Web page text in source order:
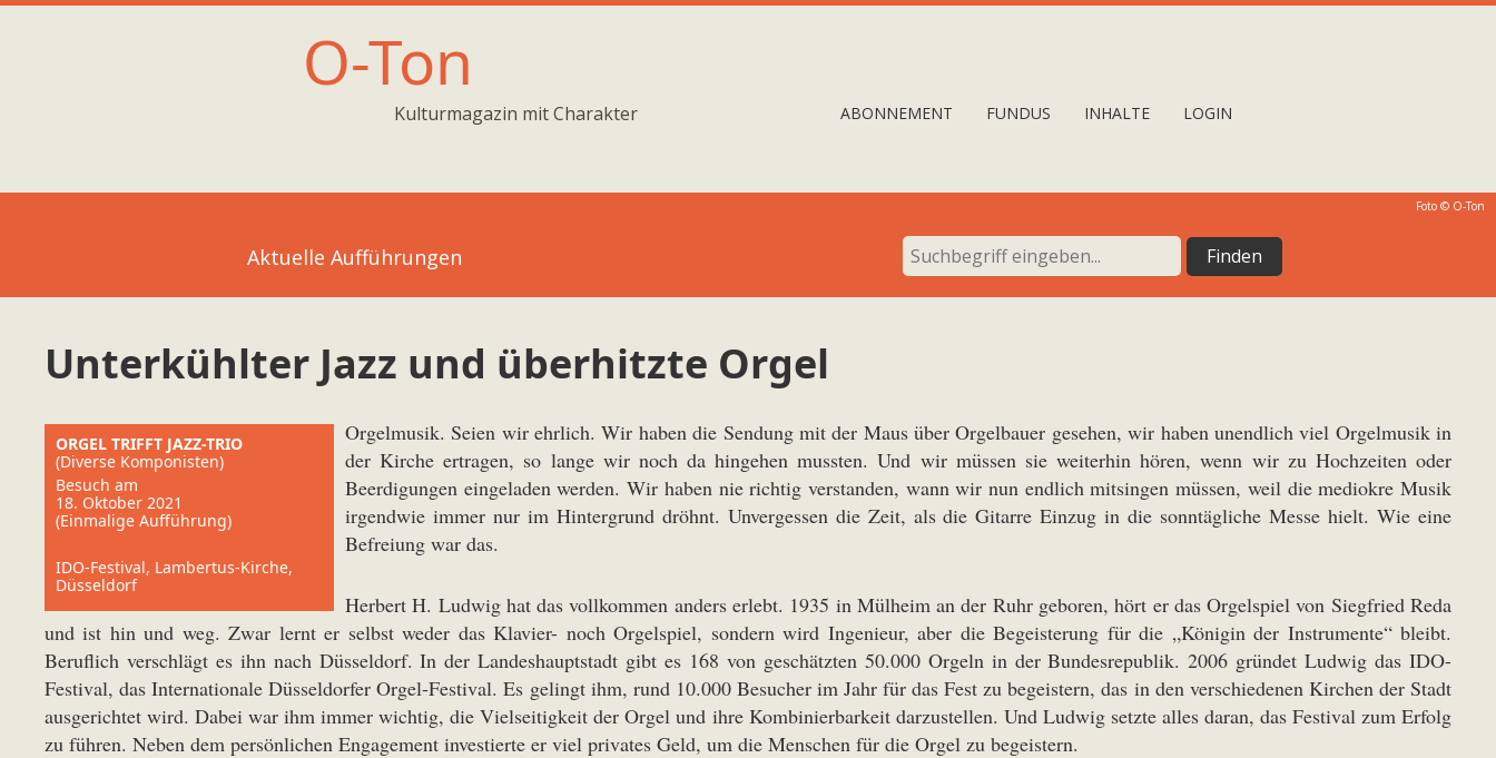
O-Ton
Kulturmagazin mit Charakter ABONNEMENT FUNDUS INHALTE LOGIN
Foto © O-Ton
Aktuelle Aufführungen
Unterkühlter Jazz und überhitzte Orgel
ORGEL TRIFFT JAZZ-TRIO
(Diverse Komponisten)
Besuch am
18. Oktober 2021
(Einmalige Aufführung)
IDO-Festival, Lambertus-Kirche,
Düsseldorf
Orgelmusik. Seien wir ehrlich. Wir haben die Sendung mit der Maus über Orgelbauer gesehen, wir haben unendlich viel Orgelmusik in
der Kirche ertragen, so lange wir noch da hingehen mussten. Und wir müssen sie weiterhin hören, wenn wir zu Hochzeiten oder
Beerdigungen eingeladen werden. Wir haben nie richtig verstanden, wann wir nun endlich mitsingen müssen, weil die mediokre Musik
irgendwie immer nur im Hintergrund dröhnt. Unvergessen die Zeit, als die Gitarre Einzug in die sonntägliche Messe hielt. Wie eine
Befreiung war das.
Herbert H. Ludwig hat das vollkommen anders erlebt. 1935 in Mülheim an der Ruhr geboren, hört er das Orgelspiel von Siegfried Reda
und ist hin und weg. Zwar lernt er selbst weder das Klavier- noch Orgelspiel, sondern wird Ingenieur, aber die Begeisterung für die „Königin der Instrumente“ bleibt.
Beruflich verschlägt es ihn nach Düsseldorf. In der Landeshauptstadt gibt es 168 von geschätzten 50.000 Orgeln in der Bundesrepublik. 2006 gründet Ludwig das IDO-
Festival, das Internationale Düsseldorfer Orgel-Festival. Es gelingt ihm, rund 10.000 Besucher im Jahr für das Fest zu begeistern, das in den verschiedenen Kirchen der Stadt
ausgerichtet wird. Dabei war ihm immer wichtig, die Vielseitigkeit der Orgel und ihre Kombinierbarkeit darzustellen. Und Ludwig setzte alles daran, das Festival zum Erfolg
zu führen. Neben dem persönlichen Engagement investierte er viel privates Geld, um die Menschen für die Orgel zu begeistern.